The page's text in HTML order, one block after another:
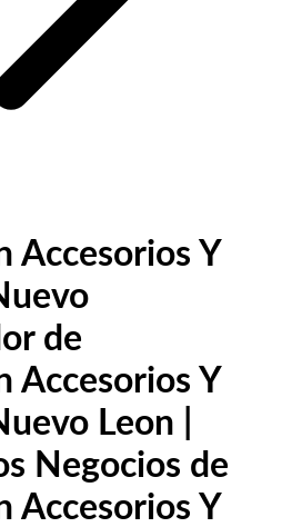
Accesorios Y
de
Accesorios Y
Leon |
Negocios de
Accesorios Y